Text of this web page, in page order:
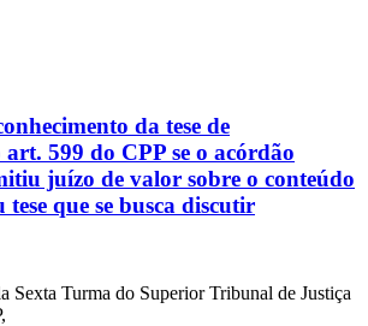
da tese de
599 do CPP se o acórdão
juízo de valor sobre o conteúdo
que se busca discutir
Sexta Turma do Superior Tribunal de Justiça